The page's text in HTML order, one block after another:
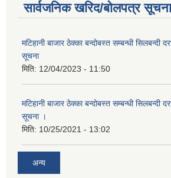
सार्वजनिक खरिद/बोलपत्र सूचना
मटिहानी बाजार ठेक्का बन्दोबस्त सम्बन्धी सिलबन्दी
सूचना
मिति: 12/04/2023 - 11:50
मटिहानी बाजार ठेक्का बन्दोबस्त सम्बन्धी सिलबन्दी
सूचना ।
मिति: 10/25/2021 - 13:02
अन्य